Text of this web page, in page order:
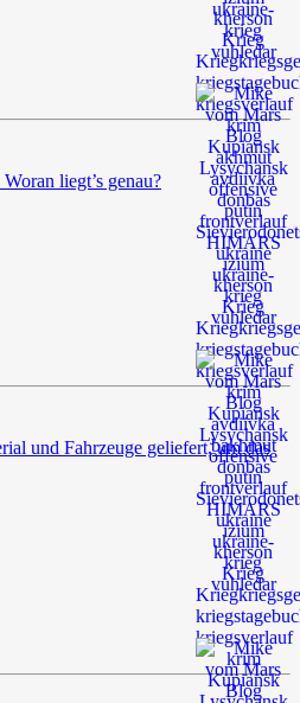
liegt’s genau?
und Fahrzeuge geliefert, um das